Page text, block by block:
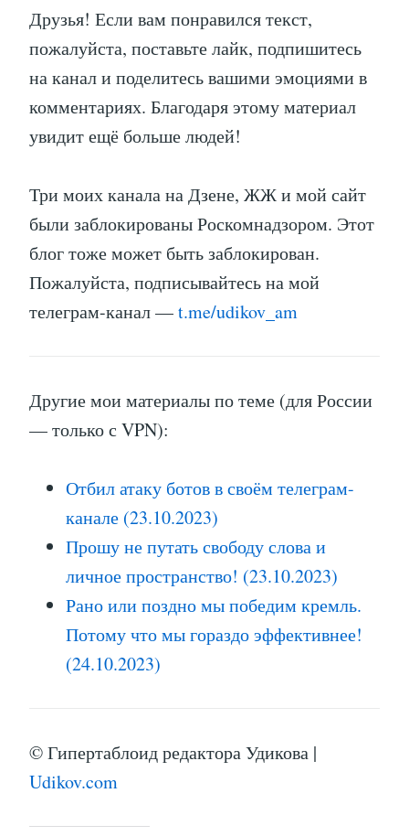
Друзья! Если вам понравился текст,
пожалуйста, поставьте лайк, подпишитесь
на канал и поделитесь вашими эмоциями в
комментариях. Благодаря этому материал
увидит ещё больше людей!
Три моих канала на Дзене, ЖЖ и мой сайт
были заблокированы Роскомнадзором. Этот
блог тоже может быть заблокирован.
Пожалуйста, подписывайтесь на мой
телеграм-канал —t.me/udikov_am
Другие мои материалы по теме (для России
— только с VPN):
Отбил атаку ботов в своём телеграм-
канале (23.10.2023)
Прошу не путать свободу слова и
личное пространство! (23.10.2023)
Рано или поздно мы победим кремль.
Потому что мы гораздо эффективнее!
(24.10.2023)
© Гипертаблоид редактора Удикова |
Udikov.com